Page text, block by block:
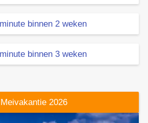
binnen 2 weken
binnen 3 weken
Meivakantie 2026